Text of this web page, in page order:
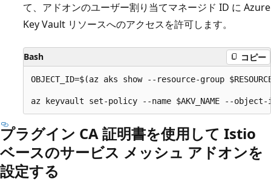
て、アドオンのユーザー割り当てマネージド ID に Azure
Key Vault リソースへのアクセスを許可します。
Bash コピー
OBJECT_ID=$(az aks show --resource-group
プラグイン CA 証明書を使用して Istio
ベースのサービス メッシュ アドオンを
設定する